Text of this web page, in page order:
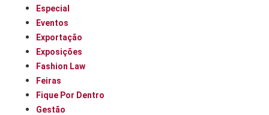
Especial
Eventos
Exportação
Exposições
Fashion Law
Feiras
Fique Por Dentro
Gestão